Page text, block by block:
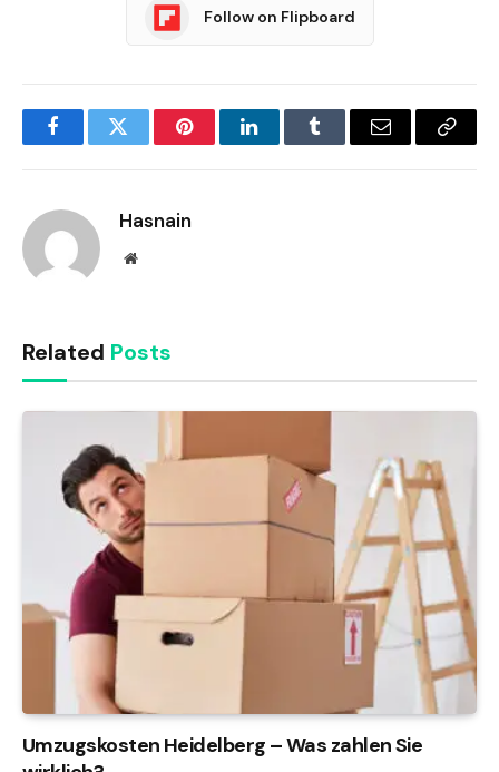
Follow on Flipboard
FacebookTwitter PinterestLinkedInTumblr Email
Copy
Hasnain
Website
Related Posts
Umzugskosten Heidelberg – Was zahlen Sie